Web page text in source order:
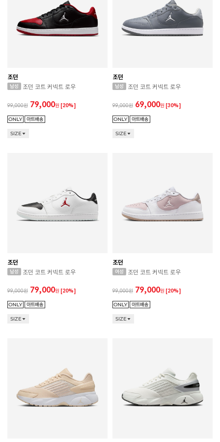
조던
조던 코트 커넥트 로우
99,000 79,000원 [20%]
SIZE
조던
조던 코트 커넥트 로우
99,000 69,000원 [30%]
SIZE
조던
조던 코트 커넥트 로우
99,000 79,000원 [20%]
SIZE
조던
조던 코트 커넥트 로우
99,000 79,000원 [20%]
SIZE